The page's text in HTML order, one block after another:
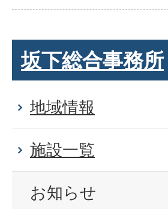
坂下総合事務所
地域情報
施設一覧
お知らせ